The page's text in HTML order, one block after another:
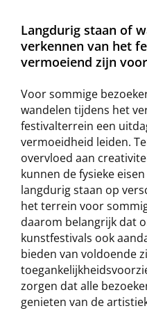
Langdurig staan of
verkennen van het
vermoeiend zijn
Voor sommige
wandelen tijdens het
festivalterrein een
vermoeidheid leiden.
overvloed aan
kunnen de fysieke
langdurig staan op
het terrein voor
daarom belangrijk dat
kunstfestivals ook
bieden van voldoende
zorgen dat alle
genieten van de